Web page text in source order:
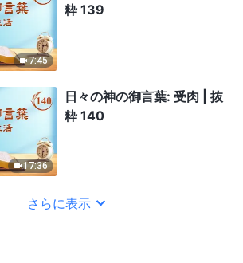
7:45
粋 139
17:36
日々の神の御言葉: 受肉 | 抜
粋 140
さらに表示